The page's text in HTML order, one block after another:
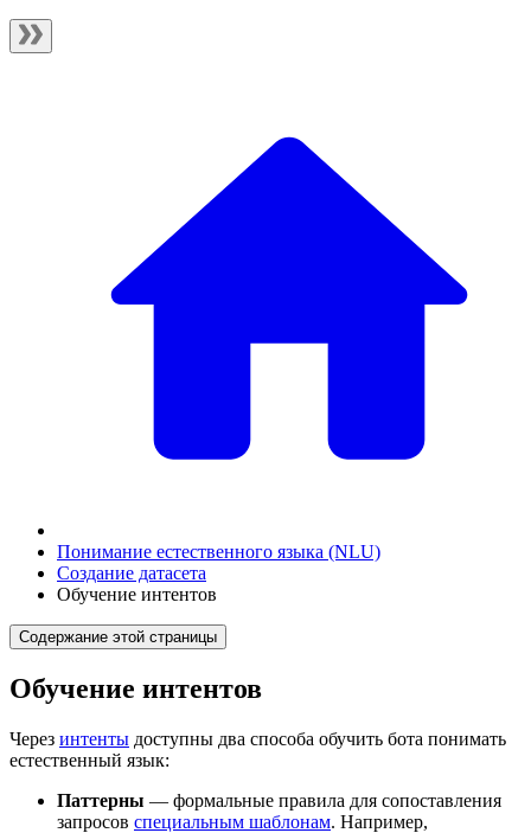
Понимание естественного языка (NLU)
Создание датасета
Обучение интентов
Содержание этой страницы
Обучение интентов
Через интенты доступны два способа обучить бота понимать
естественный язык:
Паттерны — формальные правила для сопоставления
запросов специальным шаблонам. Например,